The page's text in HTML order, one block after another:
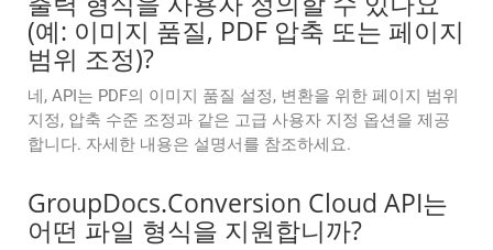
(예: 이미지 품질, PDF 압축 또는 페이지
범위 조정)?
네, API는 PDF의 이미지 품질 설정, 변환을 위한 페이지 범위
지정, 압축 수준 조정과 같은 고급 사용자 지정 옵션을 제공
합니다. 자세한 내용은 설명서를 참조하세요.
GroupDocs.Conversion Cloud API는
어떤 파일 형식을 지원합니까?